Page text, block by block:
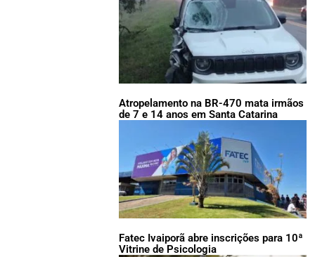
Atropelamento na BR-470 mata irmãos
de 7 e 14 anos em Santa Catarina
Fatec Ivaiporã abre inscrições para 10ª
Vitrine de Psicologia